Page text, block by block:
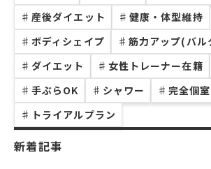
♯ 産後ダイエット ♯ 健康・体型維持
♯ ボディシェイプ ♯ 筋力アップ(バル
♯ ダイエット ♯ 女性トレーナー在籍
♯ 手ぶらOK ♯ シャワー ♯ 完全個室
♯ トライアルプラン
新着記事